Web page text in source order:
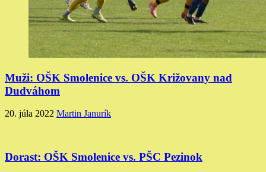
Muži: OŠK Smolenice vs. OŠK Križovany nad
Dudváhom
20. júla 2022 Martin Janurík
Dorast: OŠK Smolenice vs. PŠC Pezinok